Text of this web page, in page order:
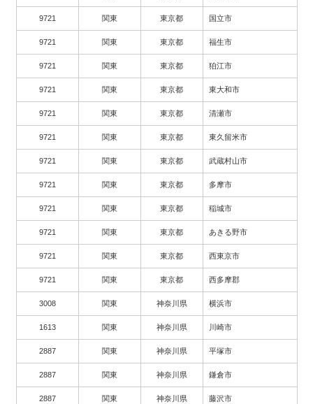
9721 関東 東京都 国立市
9721 関東 東京都 福生市
9721 関東 東京都 狛江市
9721 関東 東京都 東大和市
9721 関東 東京都 清瀬市
9721 関東 東京都 東久留米市
9721 関東 東京都 武蔵村山市
9721 関東 東京都 多摩市
9721 関東 東京都 稲城市
9721 関東 東京都 あきる野市
9721 関東 東京都 西東京市
9721 関東 東京都 西多摩郡
3008 関東 神奈川県 横浜市
1613 関東 神奈川県 川崎市
2887 関東 神奈川県 平塚市
2887 関東 神奈川県 鎌倉市
2887 関東 神奈川県 藤沢市